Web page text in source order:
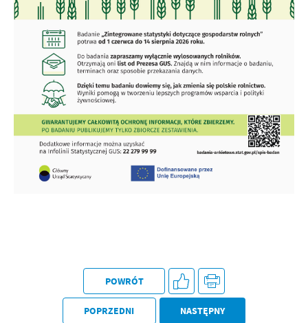
POWRÓT
POPRZEDNI NASTĘPNY
Firmy te działają w charakterze pośredników prezentujących nasze
treści w postaci wiadomości, ofert, komunikatów mediów
społecznościowych.